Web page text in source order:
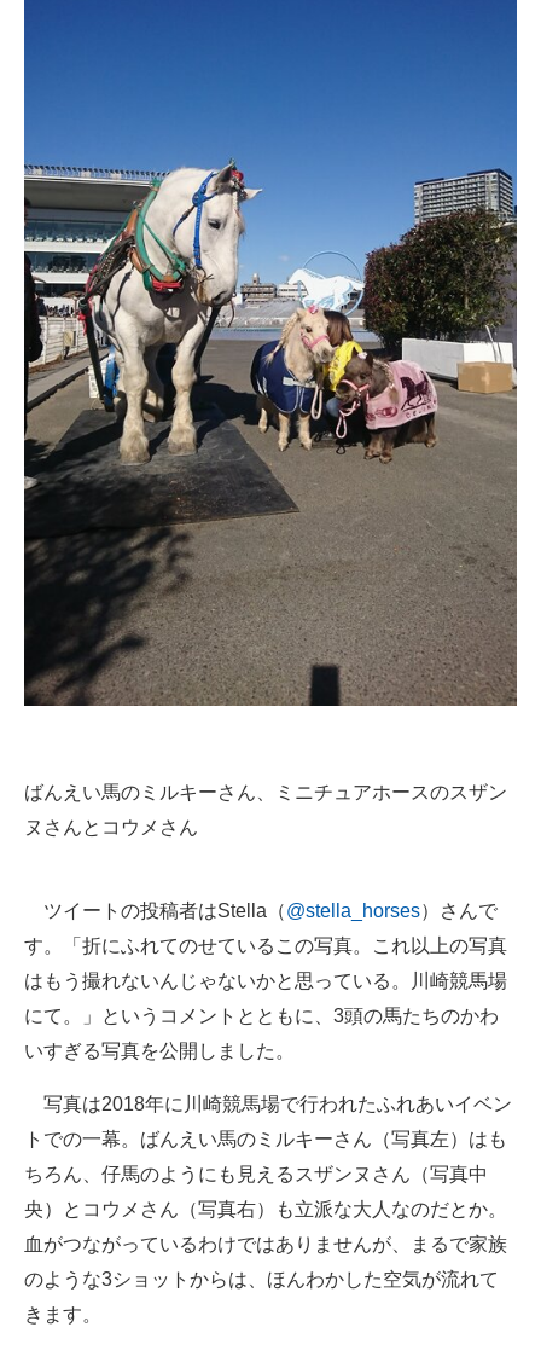
マーケ×ITの今がよく分かる
ITエンジニア向け専門サイト
企業向けIT製品の総合サイト
IT製品の技術・比較・事例
製造業のIT導入・活用を支援
モノづくり技術者専門サイト
エレクトロニクス専門サイト
電子設計の基本と応用
エネルギーの専門メディア
建設×テクノロジーの最前線
ちょっと気になるネットの話題
ばんえい馬のミルキーさん、ミニチュアホースのスザン
ヌさんとコウメさん
ツイートの投稿者はStella（@stella_horses）さんで
す。「折にふれてのせているこの写真。これ以上の写真
はもう撮れないんじゃないかと思っている。川崎競馬場
にて。」というコメントとともに、3頭の馬たちのかわ
いすぎる写真を公開しました。
写真は2018年に川崎競馬場で行われたふれあいイベン
トでの一幕。ばんえい馬のミルキーさん（写真左）はも
ちろん、仔馬のようにも見えるスザンヌさん（写真中
央）とコウメさん（写真右）も立派な大人なのだとか。
血がつながっているわけではありませんが、まるで家族
のような3ショットからは、ほんわかした空気が流れて
きます。